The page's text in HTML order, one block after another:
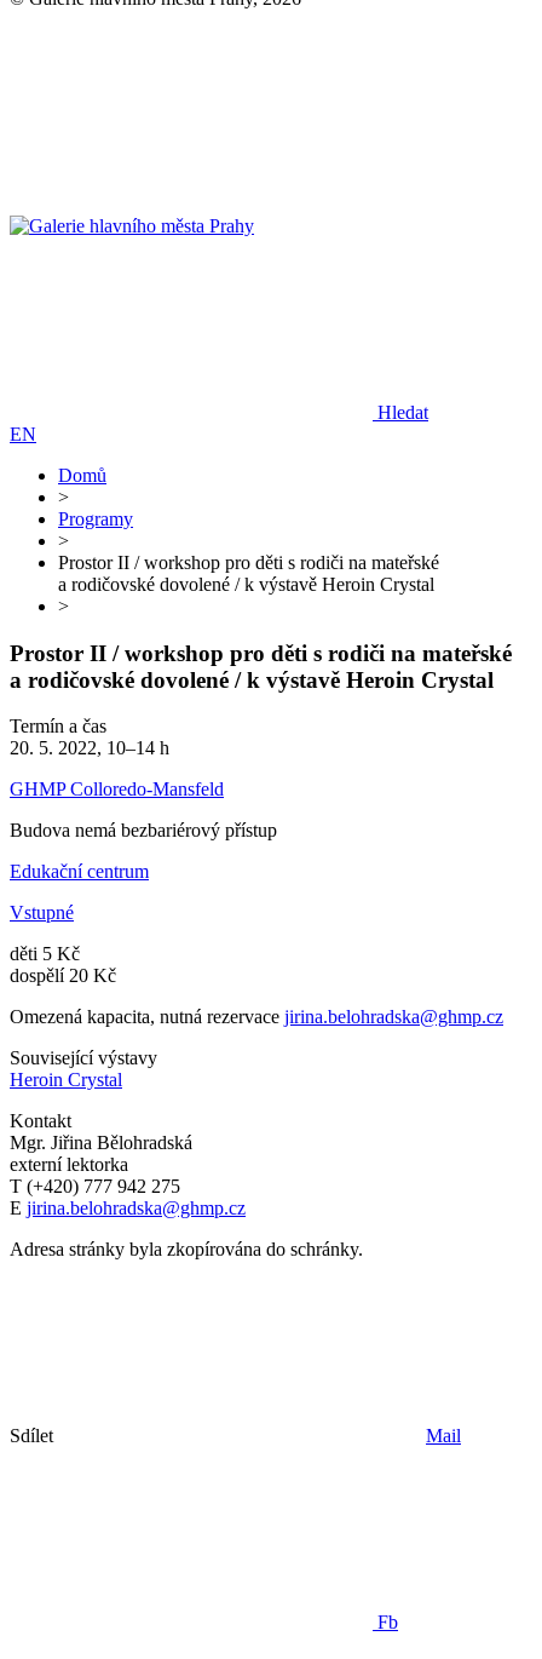
Hledat
EN
Domů
>
Programy
>
Prostor II / workshop pro děti s rodiči na mateřské
a rodičovské dovolené / k výstavě Heroin Crystal
>
Prostor II / workshop pro děti s rodiči na mateřské
a rodičovské dovolené / k výstavě Heroin Crystal
Termín a čas
20. 5. 2022, 10–14 h
GHMP Colloredo-Mansfeld
Budova nemá bezbariérový přístup
Edukační centrum
Vstupné
děti 5 Kč
dospělí 20 Kč
Omezená kapacita, nutná rezervace jirina.belohradska@ghmp.cz
Související výstavy
Heroin Crystal
Kontakt
Mgr. Jiřina Bělohradská
externí lektorka
T (+420) 777 942 275
E jirina.belohradska@ghmp.cz
Adresa stránky byla zkopírována do schránky.
Sdílet Mail
Fb